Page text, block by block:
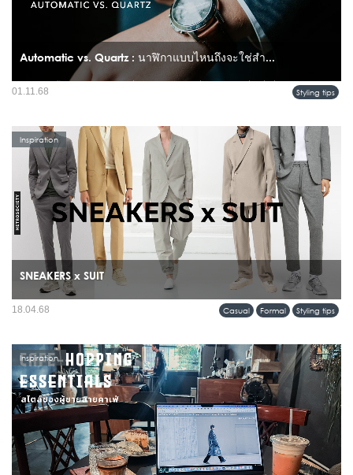
Automatic vs. Quartz : นาฬิกาแบบไหนถึงจะใช่สำ...
การเลือกซื้อนาฬิกาสักเรือนหนึ่ง นอกจากดีไซน์ที่โดนใจแล้ว สิ่งหนึ่งที่หลายคนมักจะ
Styling tips
01.11.68
SNEAKERS x SUIT
ในความคิดของใครหลายๆ คนอาจมองว่าการแต่งกายด้วยสูท ต้องใส่กับรองเท้าหนัง
ขัดเงายิ่งเป็นทรง Oxford ด้วยแล้วยิ่งทำให้ดูภูมิฐานและดูดี แต่ใครจะรู้ล่ะว่าถ้าลอง
Inspiration
Casual Formal Styling tips
18.04.68
Inspiration